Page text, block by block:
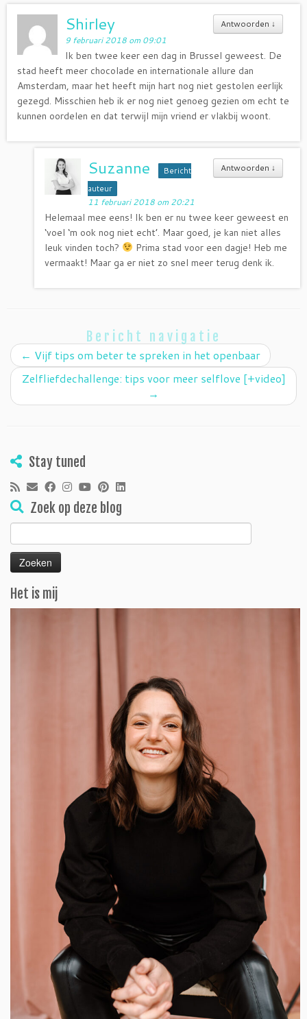
Antwoorden ↓
Shirley
9 februari 2018 om 09:01
Ik ben twee keer een dag in Brussel geweest. De
stad heeft meer chocolade en internationale allure dan
Amsterdam, maar het heeft mijn hart nog niet gestolen eerlijk
gezegd. Misschien heb ik er nog niet genoeg gezien om echt te
kunnen oordelen en dat terwijl mijn vriend er vlakbij woont.
Antwoorden ↓
Suzanne
Bericht
auteur
11 februari 2018 om 20:21
Helemaal mee eens! Ik ben er nu twee keer geweest en
‘voel ‘m ook nog niet echt’. Maar goed, je kan niet alles
leuk vinden toch?
Prima stad voor een dagje! Heb me
vermaakt! Maar ga er niet zo snel meer terug denk ik.
Bericht navigatie
← Vijf tips om beter te spreken in het openbaar
Zelfliefdechallenge: tips voor meer selflove [+video]
→
Stay tuned
Zoek op deze blog
naar:
Het is mij